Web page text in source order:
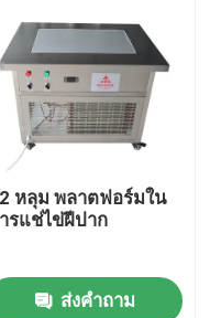
หลุม พลาตฟอร์มใน
รแช่ไข่ฝีปาก
ส่งคำถาม